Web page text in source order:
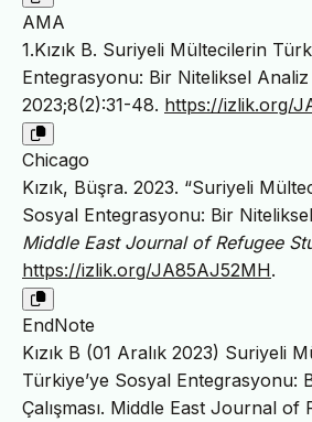
AMA
1.Kızık B. Suriyeli Mültecilerin
Entegrasyonu: Bir Niteliksel Analiz
2023;8(2):31-48. https://izlik.org/
Chicago
Kızık, Büşra. 2023. “Suriyeli
Sosyal Entegrasyonu: Bir Niteliksel
Middle East Journal of Refugee
https://izlik.org/JA85AJ52MH.
EndNote
Kızık B (01 Aralık 2023) Suriyeli
Türkiye’ye Sosyal Entegrasyonu:
Çalışması. Middle East Journal of